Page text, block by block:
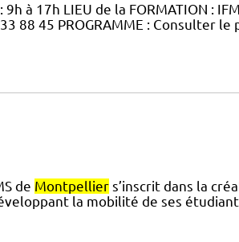
à 17h LIEU de la FORMATION :
88 45 PROGRAMME : Consulter
de Montpelliers’inscrit dans la
la mobilité de ses